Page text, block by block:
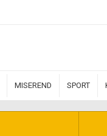
MISEREND SPORT